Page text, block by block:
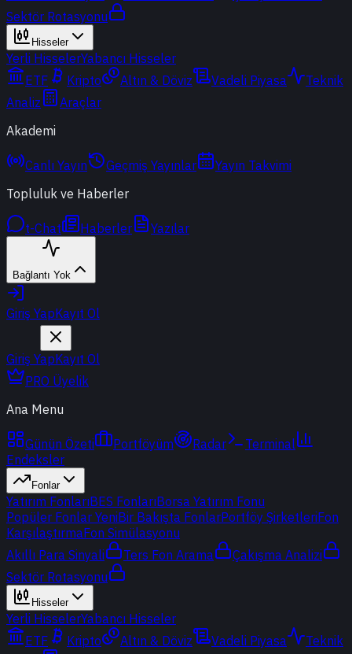
Sektör Rotasyonu
Hisseler
Yerli HisselerYabancı Hisseler
ETF
Kripto Altın & Döviz Vadeli Piyasa
Teknik
Analiz
Araçlar
Akademi
Canlı Yayın Geçmiş Yayınlar
Yayın Takvimi
Topluluk ve Haberler
t-Chat Haberler Yazılar
Bağlantı Yok
Giriş YapKayıt Ol
Giriş YapKayıt Ol
PRO Üyelik
Ana Menu
Günün Özeti Portföyüm Radar
Terminal
Endeksler
Fonlar
Yatırım FonlarıBES FonlarıBorsa Yatırım Fonu
Popüler Fonlar YeniBir Bakışta FonlarPortföy ŞirketleriFon
KarşılaştırmaFon Simülasyonu
Akıllı Para Sinyali
Ters Fon Arama
Çakışma Analizi
Sektör Rotasyonu
Hisseler
Yerli HisselerYabancı Hisseler
ETF
Kripto Altın & Döviz Vadeli Piyasa
Teknik